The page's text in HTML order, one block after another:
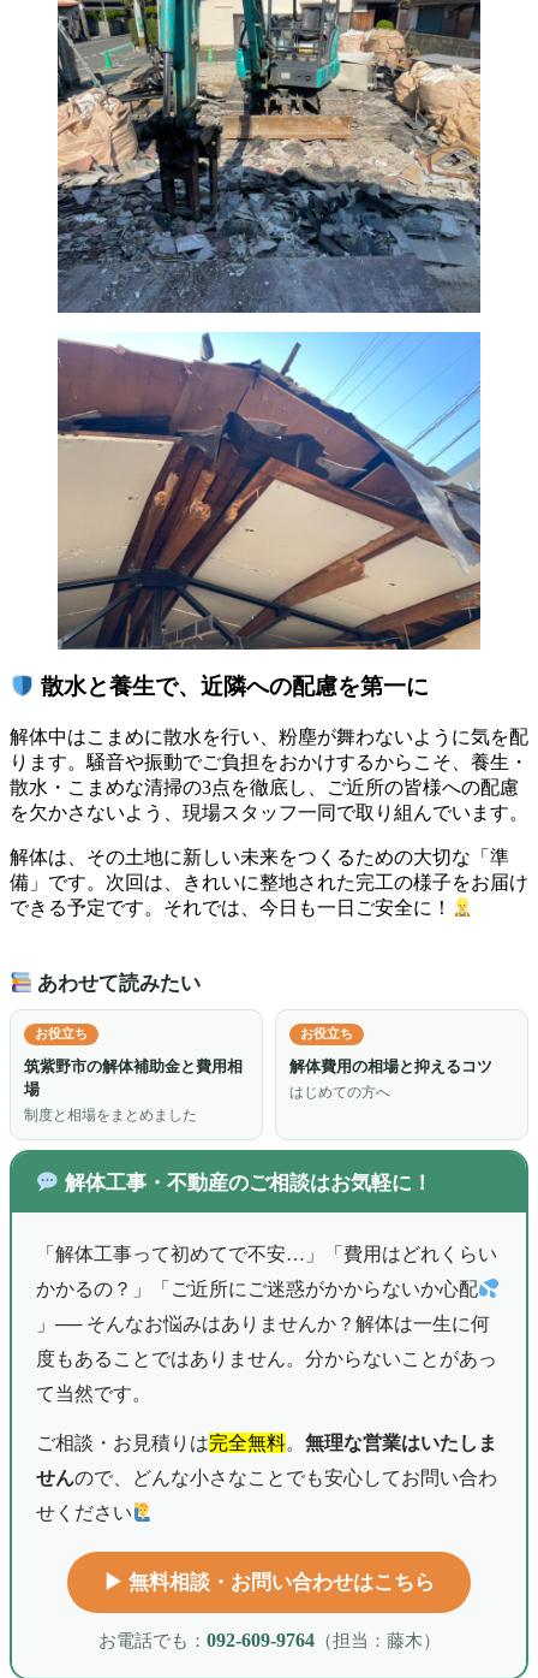
散水と養生で、近隣への配慮を第一に
解体中はこまめに散水を行い、粉塵が舞わないように気を配
ります。騒音や振動でご負担をおかけするからこそ、養生・
散水・こまめな清掃の3点を徹底し、ご近所の皆様への配慮
を欠かさないよう、現場スタッフ一同で取り組んでいます。
解体は、その土地に新しい未来をつくるための大切な「準
備」です。次回は、きれいに整地された完工の様子をお届け
できる予定です。それでは、今日も一日ご安全に！
あわせて読みたい
お役立ち
筑紫野市の解体補助金と費用相
場
制度と相場をまとめました
お役立ち
解体費用の相場と抑えるコツ
はじめての方へ
解体工事・不動産のご相談はお気軽に！
「解体工事って初めてで不安…」「費用はどれくらい
かかるの？」「ご近所にご迷惑がかからないか心配
」── そんなお悩みはありませんか？解体は一生に何
度もあることではありません。分からないことがあっ
て当然です。
ご相談・お見積りは完全無料。 無理な営業はいたしま
せんので、どんな小さなことでも安心してお問い合わ
せください
▶︎ 無料相談・お問い合わせはこちら
お電話でも： 092-609-9764（担当：藤木）